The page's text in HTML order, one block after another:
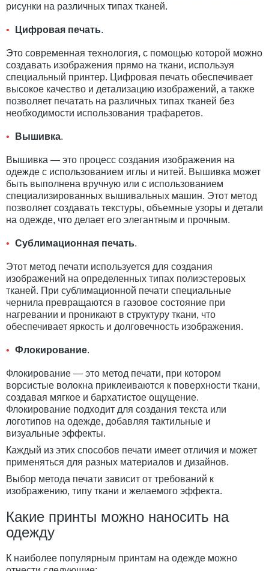
рисунки на различных типах тканей.
Цифровая печать.
Это современная технология, с помощью которой можно
создавать изображения прямо на ткани, используя
специальный принтер. Цифровая печать обеспечивает
высокое качество и детализацию изображений, а также
позволяет печатать на различных типах тканей без
необходимости использования трафаретов.
Вышивка.
Вышивка — это процесс создания изображения на
одежде с использованием иглы и нитей. Вышивка может
быть выполнена вручную или с использованием
специализированных вышивальных машин. Этот метод
позволяет создавать текстуры, объемные узоры и детали
на одежде, что делает его элегантным и прочным.
Сублимационная печать.
Этот метод печати используется для создания
изображений на определенных типах полиэстеровых
тканей. При сублимационной печати специальные
чернила превращаются в газовое состояние при
нагревании и проникают в структуру ткани, что
обеспечивает яркость и долговечность изображения.
Флокирование.
Флокирование — это метод печати, при котором
ворсистые волокна приклеиваются к поверхности ткани,
создавая мягкое и бархатистое ощущение.
Флокирование подходит для создания текста или
логотипов на одежде, добавляя тактильные и
визуальные эффекты.
Каждый из этих способов печати имеет отличия и может
применяться для разных материалов и дизайнов.
Выбор метода печати зависит от требований к
изображению, типу ткани и желаемого эффекта.
Какие принты можно наносить на
одежду
К наиболее популярным принтам на одежде можно